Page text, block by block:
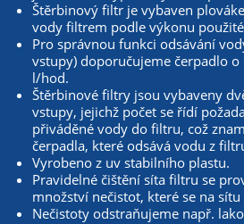
Štěrbinový filtr je vybaven
vody filtrem podle výkonu
Pro správnou funkci odsávání
vstupy) doporučujeme čerpadlo
l/hod.
Štěrbinové filtry jsou vybaveny
vstupy, jejichž počet se řídí
přiváděné vody do filtru, což
čerpadla, které odsává vodu z
Vyrobeno z uv stabilního plastu.
Pravidelné čištění síta filtru se
množství nečistot, které se na sítu
Nečistoty odstraňujeme např.